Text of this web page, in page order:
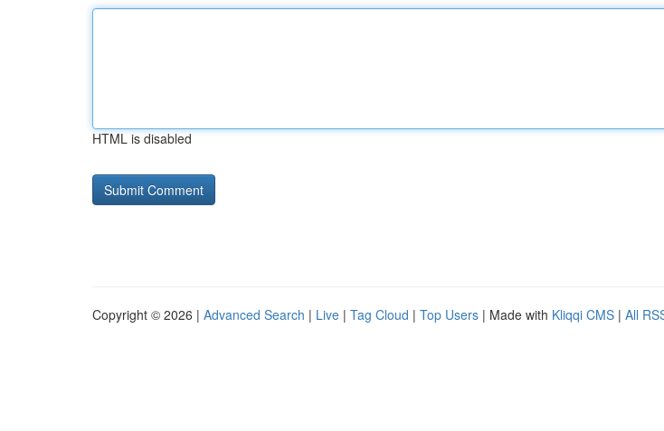
HTML is disabled
Copyright © 2026 | Advanced Search | Live | Tag Cloud | Top Users | Made with Kliqqi CMS | All